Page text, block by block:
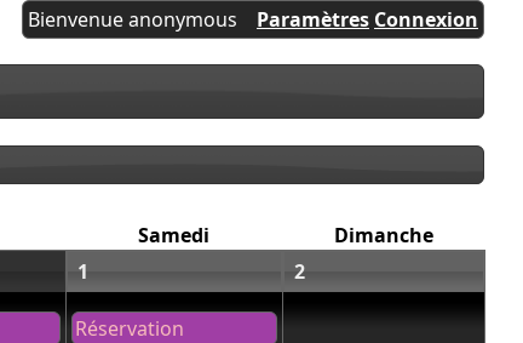
Bienvenue anonymous Paramètres Connexion
Samedi
Dimanche
1
Réservation
2